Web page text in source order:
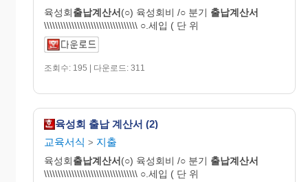
육성회출납계산서(○) 육성회비 /○ 분기 출납계산서
\\\\\\\\\\\\\\\\\\\\\\\\\\\\\\\\\\ ○.세입 ( 단 위
조회수: 195 | 다운로드: 311
육성회 출납 계산서 (2)
교육서식 > 지출
육성회출납계산서(○) 육성회비 /○ 분기 출납계산서
\\\\\\\\\\\\\\\\\\\\\\\\\\\\\\\\\\ ○.세입 ( 단 위